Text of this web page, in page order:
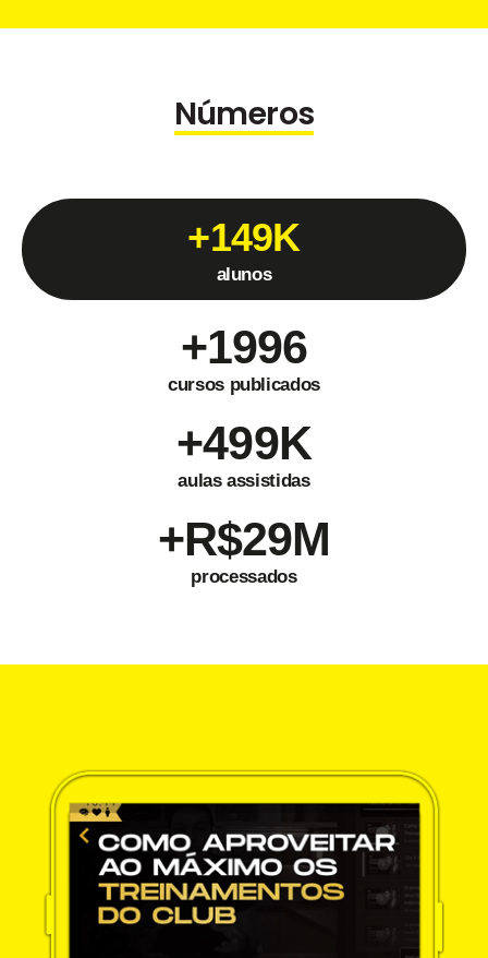
Números
+150K
alunos
+2000
cursos publicados
+500K
aulas assistidas
+R$30M
processados